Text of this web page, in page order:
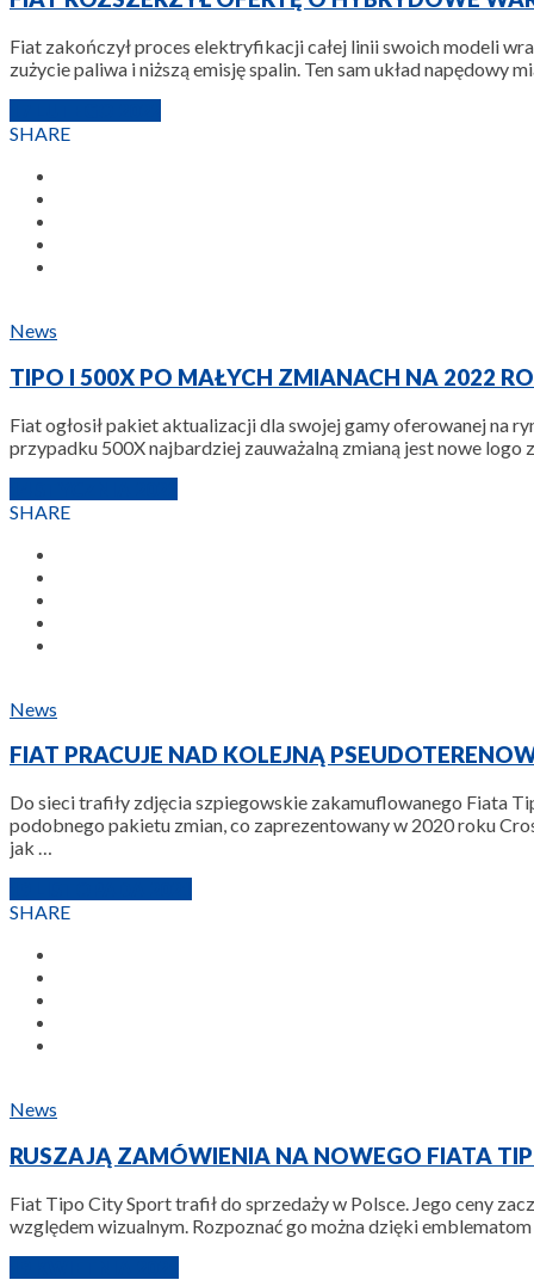
Fiat zakończył proces elektryfikacji całej linii swoich modeli
zużycie paliwa i niższą emisję spalin. Ten sam układ napędowy
SHARE
News
TIPO I 500X PO MAŁYCH ZMIANACH NA 2022
Fiat ogłosił pakiet aktualizacji dla swojej gamy oferowanej na
przypadku 500X najbardziej zauważalną zmianą jest nowe
SHARE
News
FIAT PRACUJE NAD KOLEJNĄ
Do sieci trafiły zdjęcia szpiegowskie zakamuflowanego Fiata
podobnego pakietu zmian, co zaprezentowany w 2020 roku
jak …
SHARE
News
RUSZAJĄ ZAMÓWIENIA NA NOWEGO FIATA
Fiat Tipo City Sport trafił do sprzedaży w Polsce. Jego ceny
względem wizualnym. Rozpoznać go można dzięki